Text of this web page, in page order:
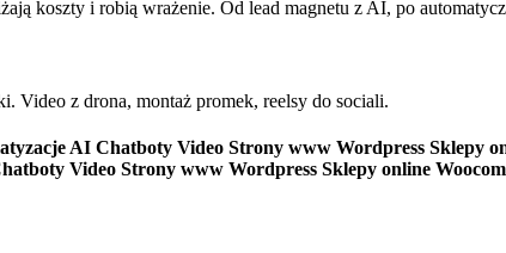
koszty i robią wrażenie. Od lead magnetu z AI, po
Video z drona, montaż promek, reelsy do sociali.
AI Chatboty Video Strony www Wordpress Sklepy
Video Strony www Wordpress Sklepy online